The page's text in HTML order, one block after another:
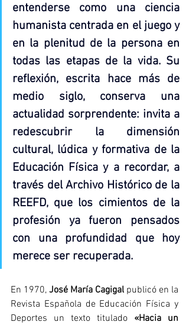
entenderse como una ciencia
humanista centrada en el juego y
en la plenitud de la persona en
todas las etapas de la vida. Su
reflexión, escrita hace más de
medio siglo, conserva una
actualidad sorprendente: invita a
redescubrir la dimensión
cultural, lúdica y formativa de la
Educación Física y a recordar, a
través del Archivo Histórico de la
REEFD, que los cimientos de la
profesión ya fueron pensados
con una profundidad que hoy
merece ser recuperada.
En 1970, José María Cagigal publicó en la
Revista Española de Educación Física y
Deportes un texto titulado «Hacia un